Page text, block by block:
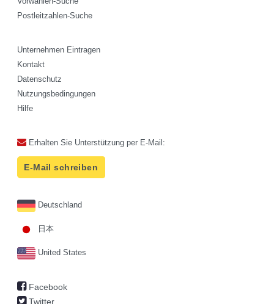
Postleitzahlen-Suche
Unternehmen Eintragen
Kontakt
Datenschutz
Nutzungsbedingungen
Hilfe
Erhalten Sie Unterstützung per E-Mail:
E-Mail schreiben
Deutschland
日本
United States
Facebook
Twitter